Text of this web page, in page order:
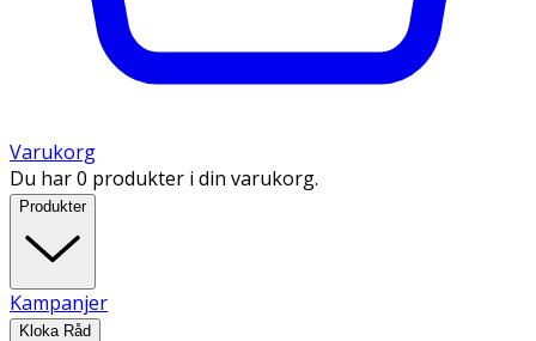
Varukorg
Du har 0 produkter i din varukorg.
Produkter
Kampanjer
Kloka Råd